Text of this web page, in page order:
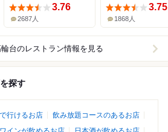
3.76
2687人
3.75
1868人
台のレストラン情報を見る
探す
行けるお店
飲み放題コースのあるお店